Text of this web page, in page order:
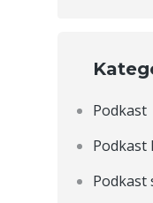
Podkast
Podkast
Podkast